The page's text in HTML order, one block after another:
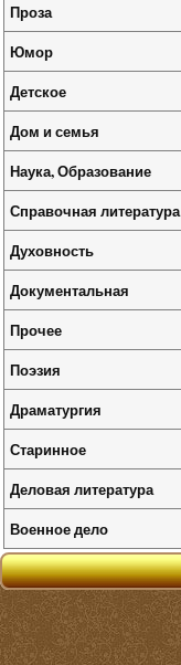
Проза
Юмор
Детское
Дом и семья
Наука, Образование
Справочная литература
Духовность
Документальная
Прочее
Поэзия
Драматургия
Старинное
Деловая литература
Военное дело